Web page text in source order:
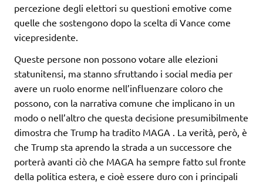
percezione degli elettori su questioni emotive come
quelle che sostengono dopo la scelta di Vance come
vicepresidente.
Queste persone non possono votare alle elezioni
statunitensi, ma stanno sfruttando i social media per
avere un ruolo enorme nell’influenzare coloro che
possono, con la narrativa comune che implicano in un
modo o nell’altro che questa decisione presumibilmente
dimostra che Trump ha tradito MAGA . La verità, però, è
che Trump sta aprendo la strada a un successore che
porterà avanti ciò che MAGA ha sempre fatto sul fronte
della politica estera, e cioè essere duro con i principali